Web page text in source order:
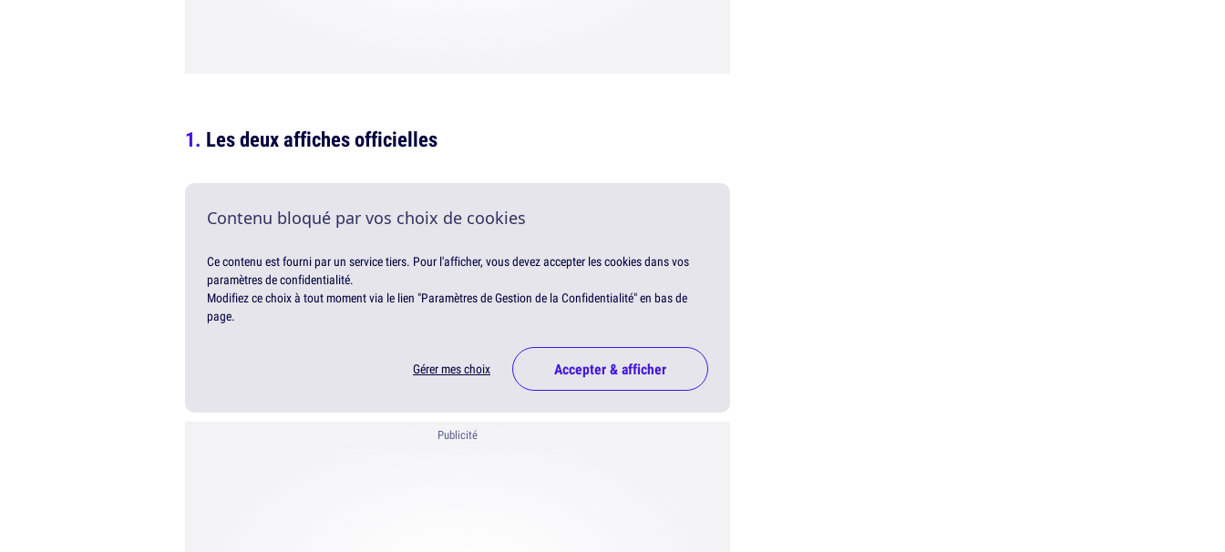
Les deux affiches officielles
Contenu bloqué par vos choix de cookies
Ce contenu est fourni par un service tiers. Pour l'afficher, vous devez accepter les cookies dans vos
paramètres de confidentialité.
Modifiez ce choix à tout moment via le lien "Paramètres de Gestion de la Confidentialité" en bas de
page.
Gérer mes choix Accepter & afficher
Publicité